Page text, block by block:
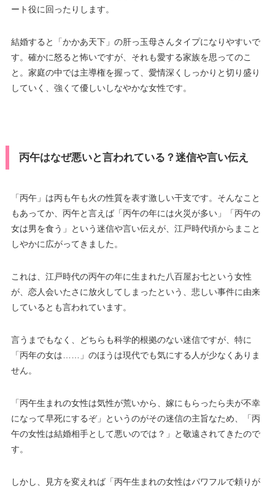
ート役に回ったりします。
結婚すると「かかあ天下」の肝っ玉母さんタイプになりやすいで
す。確かに怒ると怖いですが、それも愛する家族を思ってのこ
と。家庭の中では主導権を握って、愛情深くしっかりと切り盛り
していく、強くて優しいしなやかな女性です。
丙午はなぜ悪いと言われている？迷信や言い伝え
「丙午」は丙も午も火の性質を表す激しい干支です。そんなこと
もあってか、丙午と言えば「丙午の年には火災が多い」「丙午の
女は男を食う」という迷信や言い伝えが、江戸時代頃からまこと
しやかに広がってきました。
これは、江戸時代の丙午の年に生まれた八百屋お七という女性
が、恋人会いたさに放火してしまったという、悲しい事件に由来
しているとも言われています。
言うまでもなく、どちらも科学的根拠のない迷信ですが、特に
「丙年の女は……」のほうは現代でも気にする人が少なくありま
せん。
「丙午生まれの女性は気性が荒いから、嫁にもらったら夫が不幸
になって早死にするぞ」というのがその迷信の主旨なため、「丙
午の女性は結婚相手として悪いのでは？」と敬遠されてきたので
す。
しかし、見方を変えれば「丙午生まれの女性はパワフルで頼りが